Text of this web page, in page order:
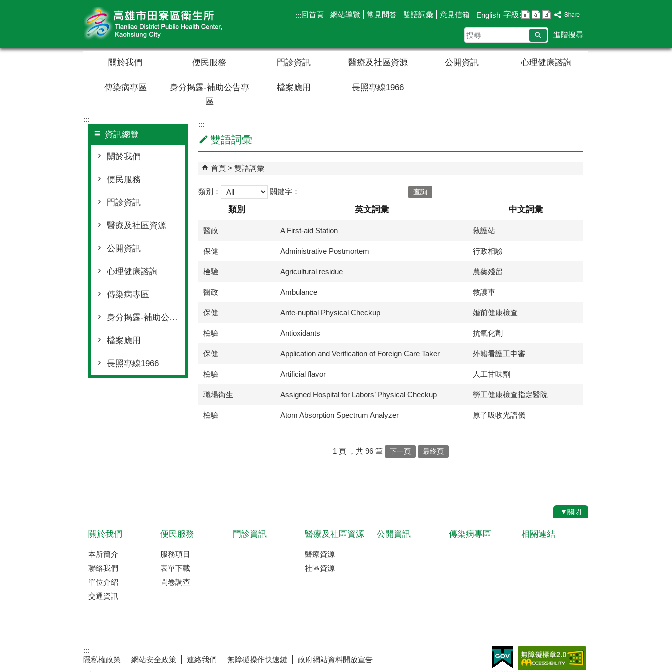
:::回首頁 網站導覽 常見問答 雙語詞彙 意見信箱 English 字級:
搜
尋
進階搜尋
關於我們 便民服務 門診資訊 醫療及社區資源 公開資訊 心理健康諮詢
傳染病專區
身分揭露-補助公告專
區
檔案應用 長照專線1966
:::
資訊總覽
關於我們
便民服務
門診資訊
醫療及社區資源
公開資訊
心理健康諮詢
傳染病專區
身分揭露-補助公告專區
檔案應用
長照專線1966
:::
雙語詞彙
首頁 雙語詞彙
類別： 關鍵字：
類別 英文詞彙 中文詞彙
醫政 A First-aid Station 救護站
保健 Administrative Postmortem 行政相驗
檢驗 Agricultural residue 農藥殘留
醫政 Ambulance 救護車
保健 Ante-nuptial Physical Checkup 婚前健康檢查
檢驗 Antioxidants 抗氧化劑
保健 Application and Verification of Foreign Care Taker 外籍看護工申審
檢驗 Artificial flavor 人工甘味劑
職場衛生 Assigned Hospital for Labors’ Physical Checkup 勞工健康檢查指定醫院
檢驗 Atom Absorption Spectrum Analyzer 原子吸收光譜儀
1 頁 ，共 96 筆 下一頁 最終頁
▼關閉
關於我們
本所簡介
聯絡我們
單位介紹
交通資訊
便民服務
服務項目
表單下載
問卷調查
門診資訊 醫療及社區資源
醫療資源
社區資源
公開資訊 傳染病專區 相關連結
:::
隱私權政策
網站安全政策 連絡我們 無障礙操作快速鍵
政府網站資料開放宣告